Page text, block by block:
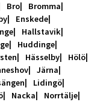
Bro
Bromma
Enskede
Hallstavik
Huddinge
Hässelby
Hölö
Järna
Lidingö
Nacka
Norrtälje